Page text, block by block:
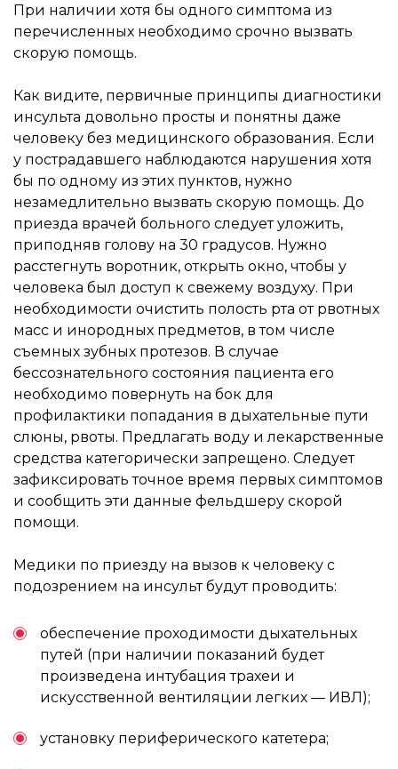
При наличии хотя бы одного симптома из
перечисленных необходимо срочно вызвать
скорую помощь.
Как видите, первичные принципы диагностики
инсульта довольно просты и понятны даже
человеку без медицинского образования. Если
у пострадавшего наблюдаются нарушения хотя
бы по одному из этих пунктов, нужно
незамедлительно вызвать скорую помощь. До
приезда врачей больного следует уложить,
приподняв голову на 30 градусов. Нужно
расстегнуть воротник, открыть окно, чтобы у
человека был доступ к свежему воздуху. При
необходимости очистить полость рта от рвотных
масс и инородных предметов, в том числе
съемных зубных протезов. В случае
бессознательного состояния пациента его
необходимо повернуть на бок для
профилактики попадания в дыхательные пути
слюны, рвоты. Предлагать воду и лекарственные
средства категорически запрещено. Следует
зафиксировать точное время первых симптомов
и сообщить эти данные фельдшеру скорой
помощи.
Медики по приезду на вызов к человеку с
подозрением на инсульт будут проводить:
обеспечение проходимости дыхательных
путей (при наличии показаний будет
произведена интубация трахеи и
искусственной вентиляции легких — ИВЛ);
установку периферического катетера;